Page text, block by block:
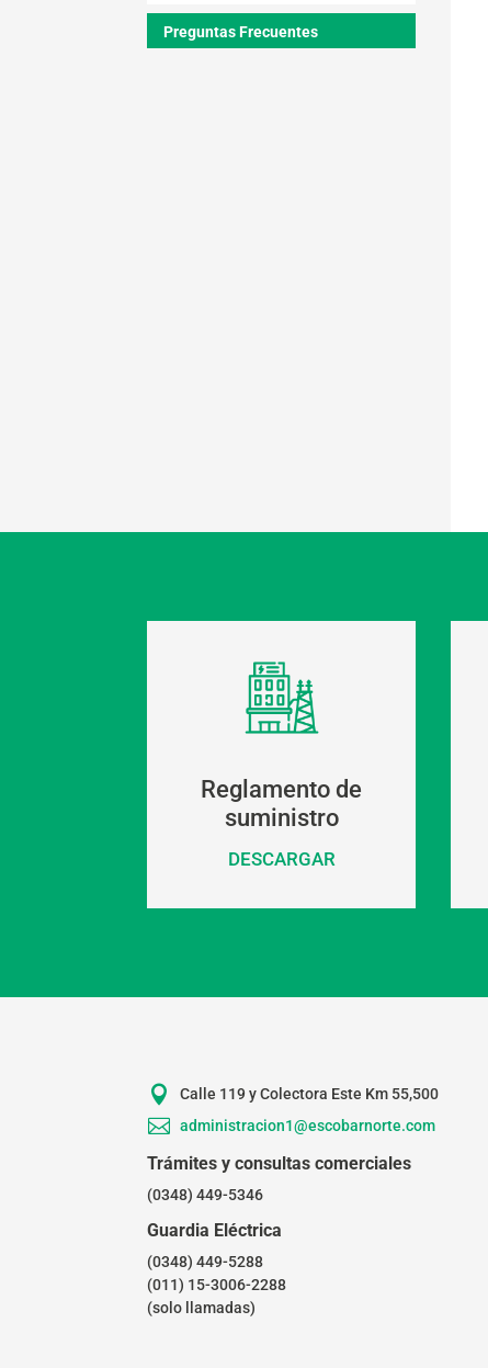
Preguntas Frecuentes
Reglamento de
suministro
DESCARGAR
 Calle 119 y Colectora Este Km 55,500
 administracion1@escobarnorte.com
Trámites y consultas comerciales
(0348) 449-5346
Guardia Eléctrica
(0348) 449-5288
(011) 15-3006-2288
(solo llamadas)